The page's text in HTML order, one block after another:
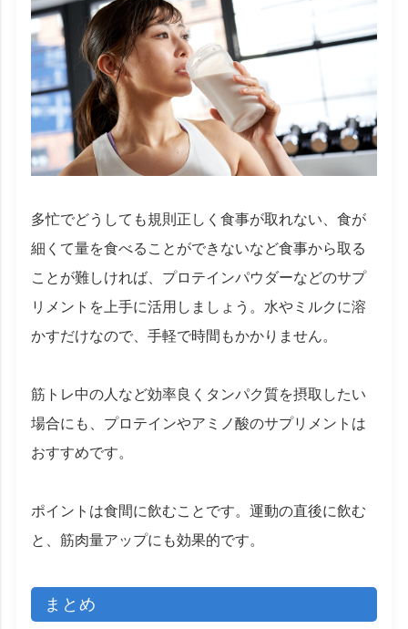
多忙でどうしても規則正しく食事が取れない、食が
細くて量を食べることができないなど食事から取る
ことが難しければ、プロテインパウダーなどのサプ
リメントを上手に活用しましょう。水やミルクに溶
かすだけなので、手軽で時間もかかりません。
筋トレ中の人など効率良くタンパク質を摂取したい
場合にも、プロテインやアミノ酸のサプリメントは
おすすめです。
ポイントは食間に飲むことです。運動の直後に飲む
と、筋肉量アップにも効果的です。
まとめ